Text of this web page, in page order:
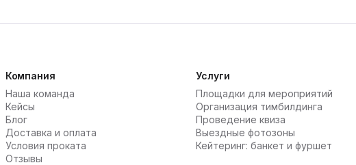
Компания
Наша команда
Кейсы
Блог
Доставка и оплата
Условия проката
Отзывы
Услуги
Площадки для мероприятий
Организация тимбилдинга
Проведение квиза
Выездные фотозоны
Кейтеринг: банкет и фуршет